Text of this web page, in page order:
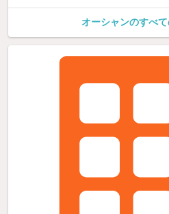
オーシャンのすべ